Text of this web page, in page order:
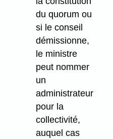
du quorum ou
si le conseil
démissionne,
le ministre
peut nommer
un
administrateur
pour la
collectivité,
auquel cas